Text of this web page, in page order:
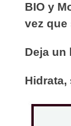
BIO y
vez que
Deja un
Hidrata,